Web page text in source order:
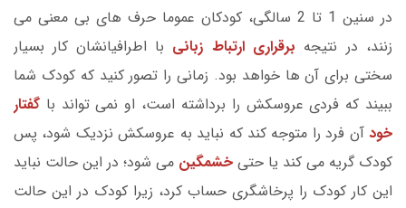
در سنین 1 تا 2 سالگی، کودکان عموما حرف های بی معنی می
زنند، در نتیجه برقراری ارتباط زبانی با اطرافیانشان کار بسیار
سختی برای آن ها خواهد بود. زمانی را تصور کنید که کودک شما
ببیند که فردی عروسکش را برداشته است، او نمی تواند با گفتار
خود آن فرد را متوجه کند که نباید به عروسکش نزدیک شود، پس
کودک گریه می کند یا حتی خشمگین می شود؛ در این حالت نباید
این کار کودک را پرخاشگری حساب کرد، زیرا کودک در این حالت